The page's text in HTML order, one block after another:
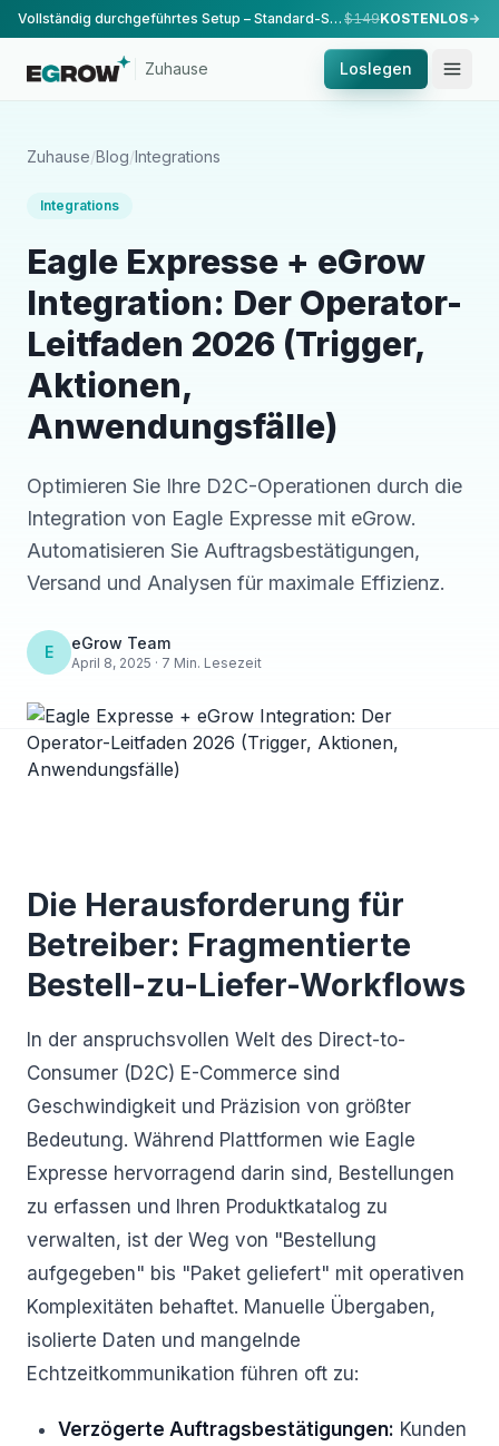
Vollständig durchgeführtes Setup – Standard-Setup, durchgeführt von unserem Team. $149KOSTENLOS
Zuhause Loslegen
Zuhause/Blog/Integrations
Integrations
Eagle Expresse + eGrow
Integration: Der Operator-
Leitfaden 2026 (Trigger,
Aktionen,
Anwendungsfälle)
Optimieren Sie Ihre D2C-Operationen durch die
Integration von Eagle Expresse mit eGrow.
Automatisieren Sie Auftragsbestätigungen,
Versand und Analysen für maximale Effizienz.
E eGrow Team
April 8, 2025 · 7 Min. Lesezeit
Die Herausforderung für
Betreiber: Fragmentierte
Bestell-zu-Liefer-Workflows
In der anspruchsvollen Welt des Direct-to-
Consumer (D2C) E-Commerce sind
Geschwindigkeit und Präzision von größter
Bedeutung. Während Plattformen wie Eagle
Expresse hervorragend darin sind, Bestellungen
zu erfassen und Ihren Produktkatalog zu
verwalten, ist der Weg von "Bestellung
aufgegeben" bis "Paket geliefert" mit operativen
Komplexitäten behaftet. Manuelle Übergaben,
isolierte Daten und mangelnde
Echtzeitkommunikation führen oft zu:
Verzögerte Auftragsbestätigungen: Kunden